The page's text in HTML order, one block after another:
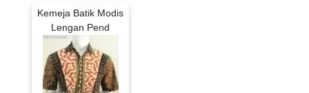
Kemeja Batik Modis
Lengan Pend